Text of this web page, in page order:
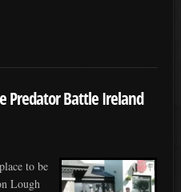
Predator Battle Ireland
to be
Lough